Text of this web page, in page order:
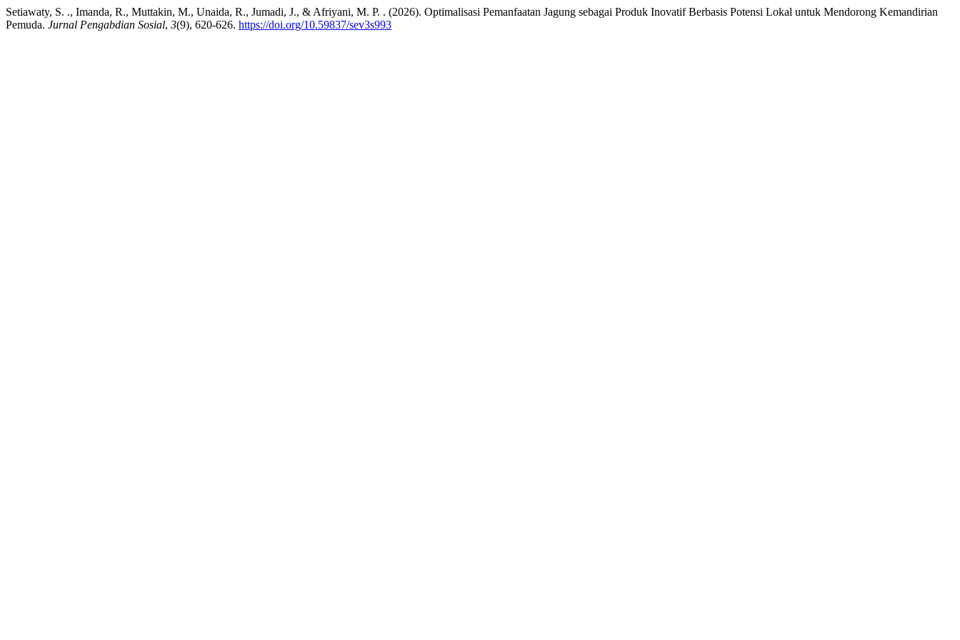
Setiawaty, S. ., Imanda, R., Muttakin, M., Unaida, R., Jumadi, J., & Afriyani, M. P. . (2026). Optimalisasi Pemanfaatan Jagung sebagai Produk Inovatif Berbasis Potensi Lokal untuk Mendorong Kemandirian
Pemuda. Jurnal Pengabdian Sosial, 3(9), 620-626. https://doi.org/10.59837/sev3s993